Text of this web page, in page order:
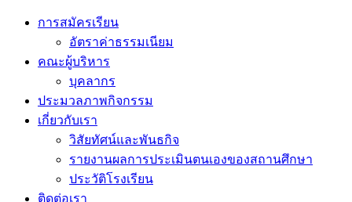
Skip
การสมัครเรียน
อัตราค่าธรรมเนียม
คณะผู้บริหาร
บุคลากร
ประมวลภาพกิจกรรม
เกี่ยวกับเรา
วิสัยทัศน์และพันธกิจ
รายงานผลการประเมินตนเองของสถานศึกษา
ประวัติโรงเรียน
ติดต่อเรา